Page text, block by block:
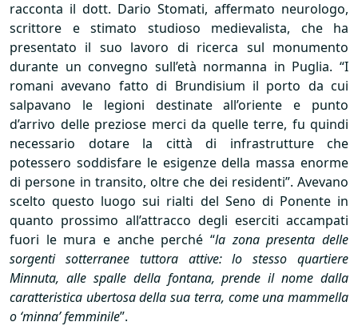
racconta il dott. Dario Stomati, affermato neurologo,
scrittore e stimato studioso medievalista, che ha
presentato il suo lavoro di ricerca sul monumento
durante un convegno sull’età normanna in Puglia. “I
romani avevano fatto di Brundisium il porto da cui
salpavano le legioni destinate all’oriente e punto
d’arrivo delle preziose merci da quelle terre, fu quindi
necessario dotare la città di infrastrutture che
potessero soddisfare le esigenze della massa enorme
di persone in transito, oltre che dei residenti”. Avevano
scelto questo luogo sui rialti del Seno di Ponente in
quanto prossimo all’attracco degli eserciti accampati
fuori le mura e anche perché “la zona presenta delle
sorgenti sotterranee tuttora attive: lo stesso quartiere
Minnuta, alle spalle della fontana, prende il nome dalla
caratteristica ubertosa della sua terra, come una mammella
o ‘minna’ femminile”.